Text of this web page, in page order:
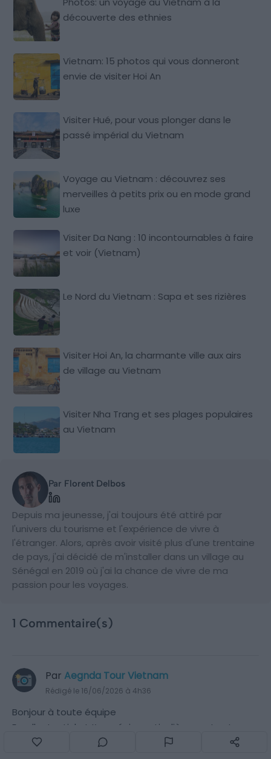
découverte des ethnies
Vietnam: 15 photos qui vous donneront
envie de visiter Hoi An
Visiter Hué, pour vous plonger dans le
passé impérial du Vietnam
Voyage au Vietnam : découvrez ses
merveilles à petits prix ou en mode grand
luxe
Visiter Da Nang : 10 incontournables à faire
et voir (Vietnam)
Le Nord du Vietnam : Sapa et ses rizières
Visiter Hoi An, la charmante ville aux airs
de village au Vietnam
Visiter Nha Trang et ses plages populaires
au Vietnam
Par Florent Delbos
Depuis ma jeunesse, j'ai toujours été attiré par
l'univers du tourisme et l'expérience de vivre à
l'étranger. Alors, après avoir visité plus d'une trentaine
de pays, j'ai décidé de m'installer dans un village au
Sénégal en 2019 où j'ai la chance de vivre de ma
passion pour les voyages.
1 Commentaire(s)
Par Aegnda Tour Vietnam
Rédigé le 16/06/2026 à 4h36
Bonjour à toute équipe
Excellent article ! J’apprécie particulièrement votre
approche réaliste : en 2 semaines, il vaut mieux